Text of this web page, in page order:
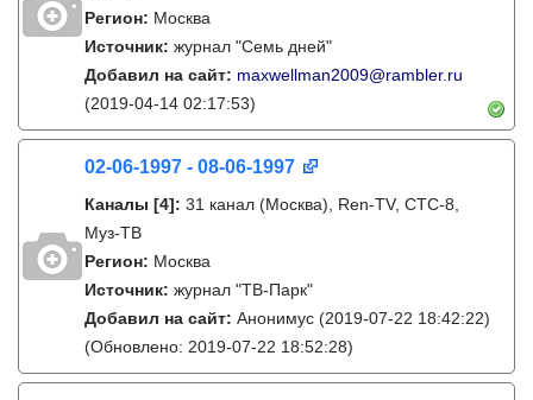
Регион: Москва
Источник: журнал "Семь дней"
Добавил на сайт: maxwellman2009@rambler.ru
(2019-04-14 02:17:53)
02-06-1997 - 08-06-1997
Каналы [4]: 31 канал (Москва), Ren-TV, СТС-8,
Муз-ТВ
Регион: Москва
Источник: журнал "ТВ-Парк"
Добавил на сайт: Анонимус (2019-07-22 18:42:22)
(Обновлено: 2019-07-22 18:52:28)